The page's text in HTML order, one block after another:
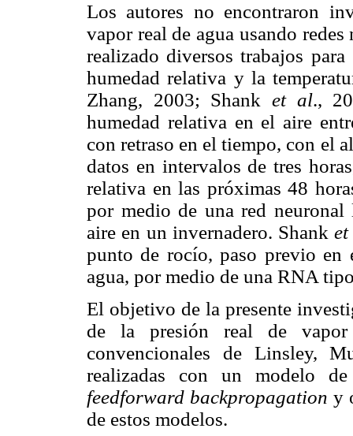
Los autores no encontraron
vapor real de agua usando
realizado diversos trabajos
humedad relativa y la
Zhang, 2003; Shank et al.,
humedad relativa en el aire
con retraso en el tiempo, con el
datos en intervalos de tres
relativa en las próximas 48
por medio de una red
aire en un invernadero. Shank
punto de rocío, paso previo
agua, por medio de una RNA
El objetivo de la presente
de la presión real de
convencionales de Linsley,
realizadas con un modelo
feedforward backpropagation y
de estos modelos.